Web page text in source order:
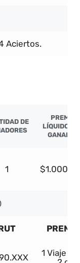
Aciertos.
DE
PREMIO
LÍQUIDO
GANADOR
1
PREMIO
1 Viaje